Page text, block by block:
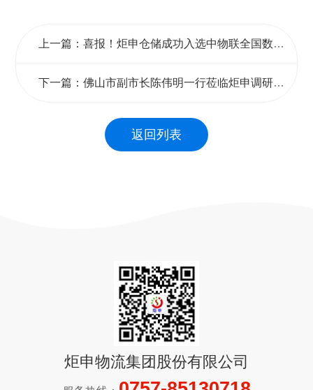
上一篇：喜报！炬申仓储成功入选中物联全国数字化仓库企业试点和标杆单位
下一篇：佛山市副市长陈伟明一行莅临炬申调研指导
返回列表
炬申物流集团股份有限公司